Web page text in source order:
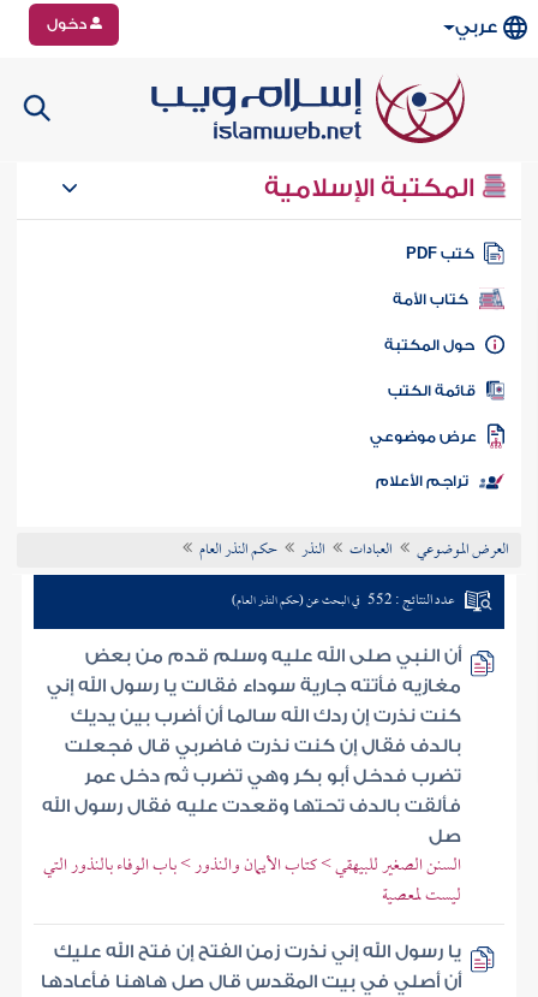
عربي دخول
المكتبة الإسلامية
كتب PDF
كتاب الأمة
المكتبة
الكتب
موضوعي
تراجم الأعلام
العرض الموضوعي العبادات النذر حكم النذر العام
عدد النتائج : 552 في البحث عن (حكم النذر العام)
أن النبي صلى الله عليه وسلم قدم من بعض
مغازيه فأتته جارية سوداء فقالت يا رسول الله إني
كنت نذرت إن ردك الله سالما أن أضرب بين يديك
بالدف فقال إن كنت نذرت فاضربي قال فجعلت
تضرب فدخل أبو بكر وهي تضرب ثم دخل عمر
فألقت بالدف تحتها وقعدت عليه فقال رسول الله
صل
السنن الصغير للبيهقي > كتاب الأيمان والنذور > باب الوفاء بالنذور التي
ليست لمعصية
يا رسول الله إني نذرت زمن الفتح إن فتح الله عليك
أن أصلي في بيت المقدس قال صل هاهنا فأعادها